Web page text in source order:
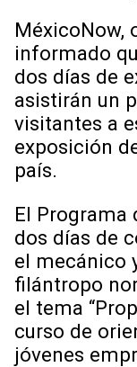
MéxicoNow,
informado
dos días de
asistirán un
visitantes a
exposición
país.
El Programa
dos días de
el mecánico
filántropo
el tema
curso de
jóvenes